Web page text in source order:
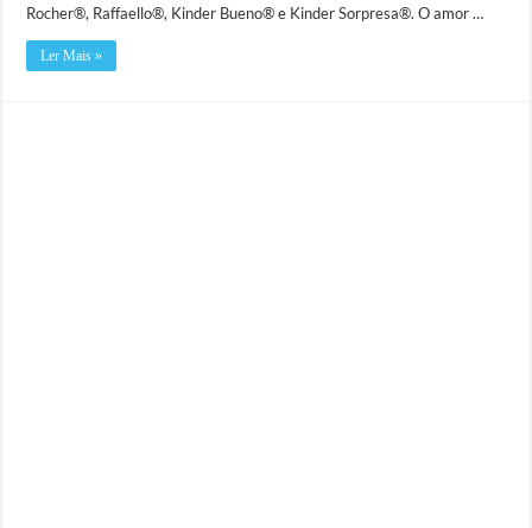
Rocher®, Raffaello®, Kinder Bueno® e Kinder Sorpresa®. O amor …
Ler Mais »